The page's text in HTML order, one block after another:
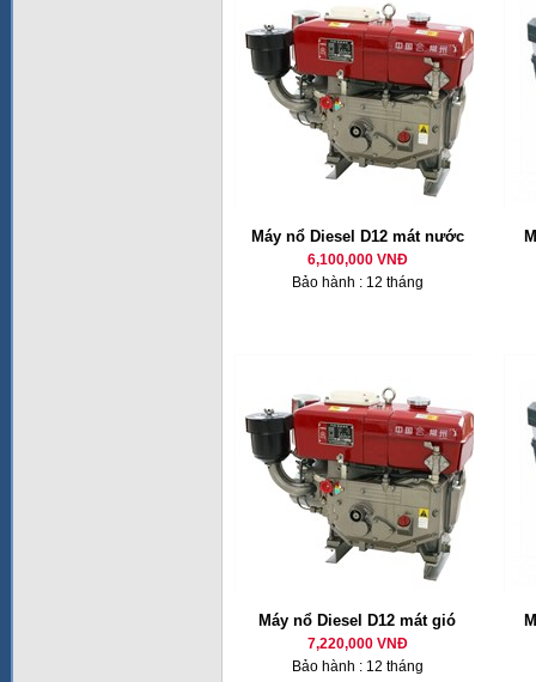
Máy nổ Diesel D12 mát nước
6,100,000 VNĐ
Bảo hành : 12 tháng
Máy nổ Diesel D12 mát gió
7,220,000 VNĐ
Bảo hành : 12 tháng